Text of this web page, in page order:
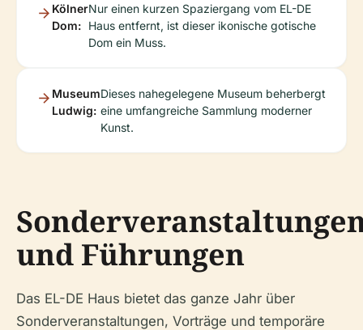
Kölner
Dom:
Nur einen kurzen Spaziergang vom EL-DE
Haus entfernt, ist dieser ikonische gotische
Dom ein Muss.
Museum
Ludwig:
Dieses nahegelegene Museum beherbergt
eine umfangreiche Sammlung moderner
Kunst.
und Führungen
Das EL-DE Haus bietet das ganze Jahr über
Sonderveranstaltungen, Vorträge und temporäre